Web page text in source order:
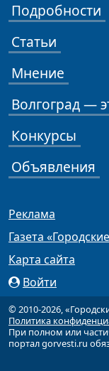
Подробности
Статьи
Мнение
Волгоград —
Конкурсы
Объявления
Реклама
Газета
Карта сайта
Войти
© 2010-2026,
Политика
При полном или
портал gorvesti.ru